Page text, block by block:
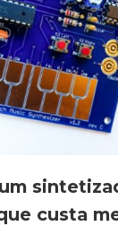
custa